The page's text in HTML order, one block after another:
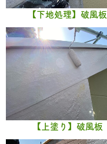
【下地処理】破風板
【上塗り】破風板